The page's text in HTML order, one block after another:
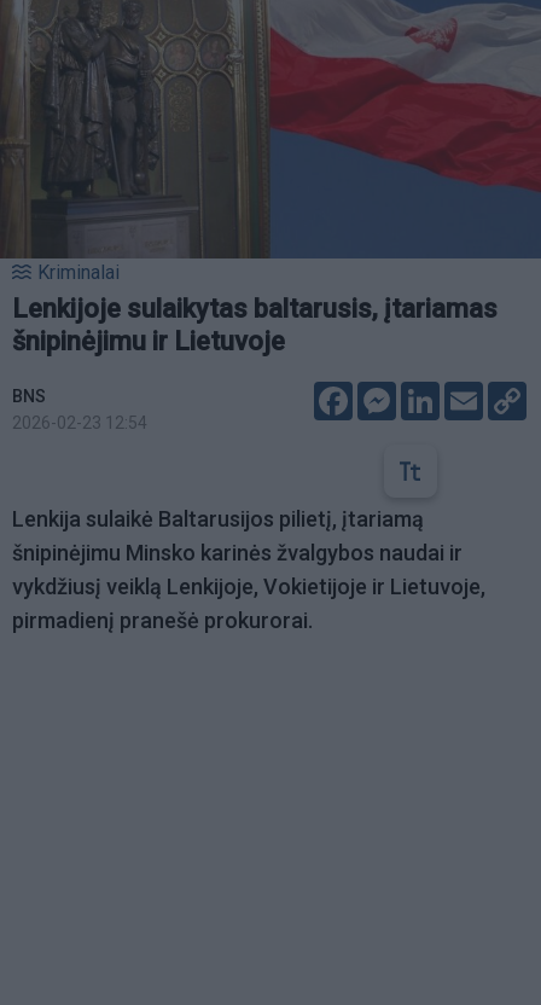
Kriminalai
Lenkijoje sulaikytas baltarusis, įtariamas
šnipinėjimu ir Lietuvoje
BNS
2026-02-23 12:54
FacebookMessenger
LinkedIn
Email
Lenkija sulaikė Baltarusijos pilietį, įtariamą
šnipinėjimu Minsko karinės žvalgybos naudai ir
vykdžiusį veiklą Lenkijoje, Vokietijoje ir Lietuvoje,
pirmadienį pranešė prokurorai.